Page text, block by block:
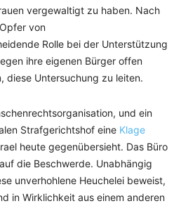
vergewaltigt zu haben. Nach
von
Rolle bei der Unterstützung
ihre eigenen Bürger offen
diese Untersuchung zu leiten.
und ein
Strafgerichtshof eine Klage
heute gegenübersieht. Das Büro
die Beschwerde. Unabhängig
unverhohlene Heuchelei beweist,
in Wirklichkeit aus einem anderen